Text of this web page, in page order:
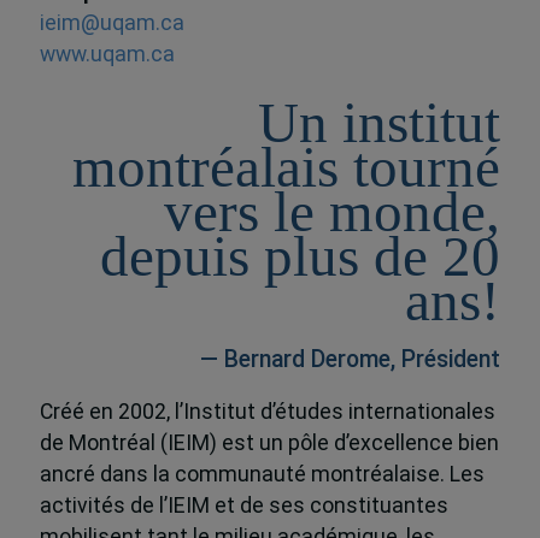
ieim@uqam.ca
www.uqam.ca
Un institut
montréalais tourné
vers le monde,
depuis plus de 20
ans!
— Bernard Derome, Président
Créé en 2002, l’Institut d’études internationales
de Montréal (IEIM) est un pôle d’excellence bien
ancré dans la communauté montréalaise. Les
activités de l’IEIM et de ses constituantes